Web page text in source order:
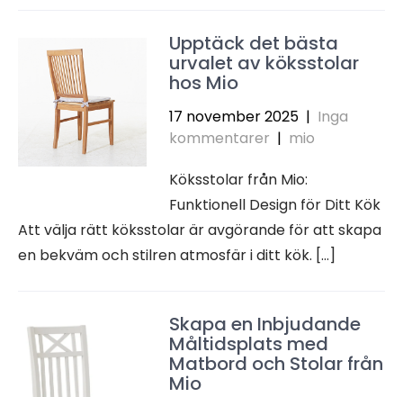
Upptäck det bästa
urvalet av köksstolar
hos Mio
17 november 2025 | Inga
kommentarer | mio
Köksstolar från Mio:
Funktionell Design för Ditt Kök
Att välja rätt köksstolar är avgörande för att skapa
en bekväm och stilren atmosfär i ditt kök. […]
Skapa en Inbjudande
Måltidsplats med
Matbord och Stolar från
Mio